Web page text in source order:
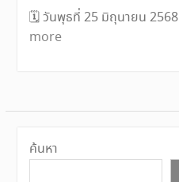
🗓 วันพุธที่ 25 มิถุนายน 2568
more
ค้นหา